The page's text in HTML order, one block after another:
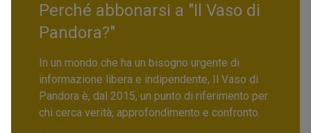
Perché abbonarsi a "Il Vaso di
Pandora?"
In un mondo che ha un bisogno urgente di
informazione libera e indipendente, Il Vaso di
Pandora è, dal 2015, un punto di riferimento per
chi cerca verità, approfondimento e confronto.